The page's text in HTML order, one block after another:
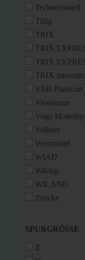
Technomodell
Tillig
TRIX
TRIX
TRIX
TRIX
VEB Plasticart
Viessmann
Voigt
Vollmer
Westmodel
WIAD
Wiking
WILAND
Zeucke
SPURGRÖSSE
SPURGRÖSSE
Z